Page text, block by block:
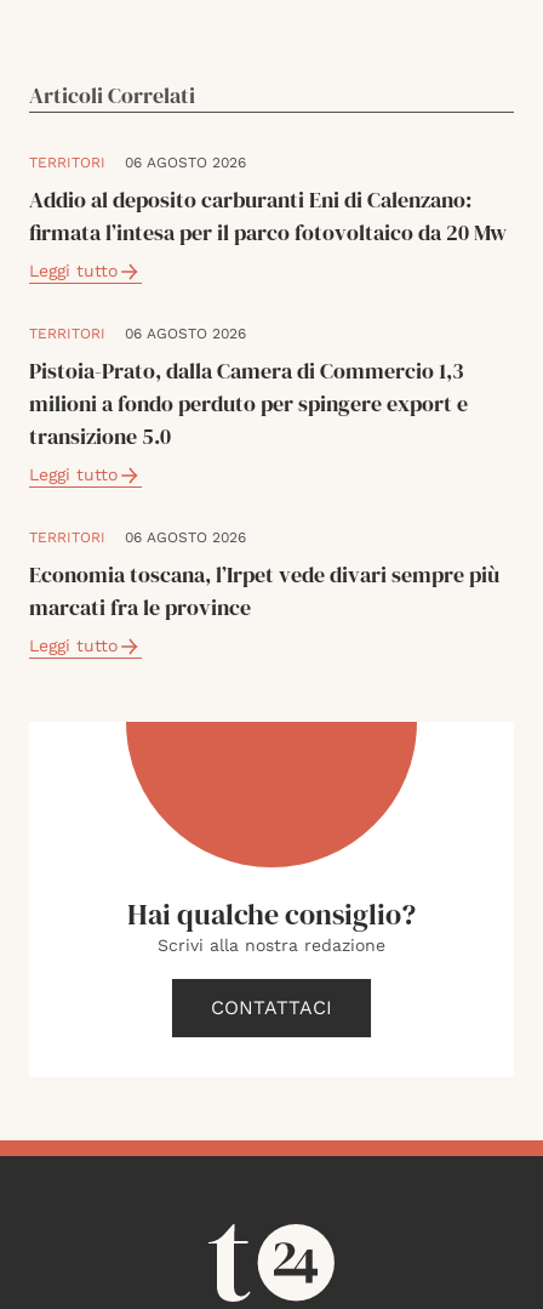
Articoli Correlati
TERRITORI 06 AGOSTO 2026
Addio al deposito carburanti Eni di Calenzano:
firmata l’intesa per il parco fotovoltaico da 20 Mw
Leggi tutto
TERRITORI 06 AGOSTO 2026
Pistoia-Prato, dalla Camera di Commercio 1,3
milioni a fondo perduto per spingere export e
transizione 5.0
Leggi tutto
TERRITORI 06 AGOSTO 2026
Economia toscana, l’Irpet vede divari sempre più
marcati fra le province
Leggi tutto
Hai qualche consiglio?
Scrivi alla nostra redazione
CONTATTACI